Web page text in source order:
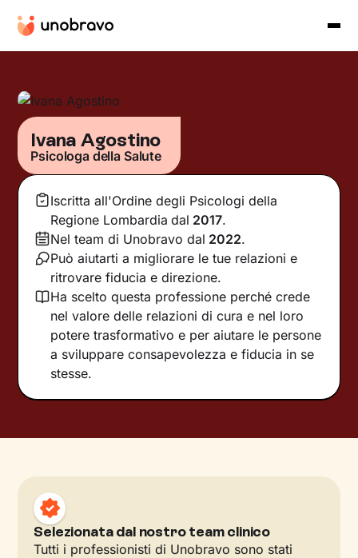
Ivana Agostino
Psicologa della Salute
Iscritta all'Ordine degli Psicologi della
Regione Lombardia dal 2017.
Nel team di Unobravo dal 2022.
Può aiutarti a migliorare le tue relazioni e
ritrovare fiducia e direzione.
Ha scelto questa professione perché crede
nel valore delle relazioni di cura e nel loro
potere trasformativo e per aiutare le persone
a sviluppare consapevolezza e fiducia in se
stesse.
Selezionata dal nostro team clinico
Tutti i professionisti di Unobravo sono stati